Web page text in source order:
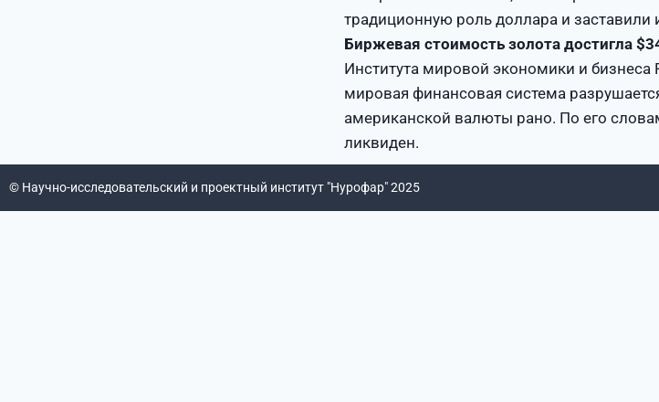
традиционную роль доллара и заставили
Биржевая стоимость золота достигла
Института мировой экономики и
мировая финансовая система
американской валюты рано. По его
ликвиден.
© Научно-исследовательский и проектный институт "Нурофар" 2025